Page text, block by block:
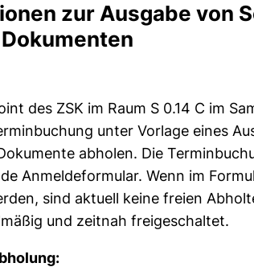
zur Ausgabe von
des ZSK im Raum S 0.14 C im
unter Vorlage eines
abholen. Die
Anmeldeformular. Wenn im
sind aktuell keine freien
und zeitnah freigeschaltet.